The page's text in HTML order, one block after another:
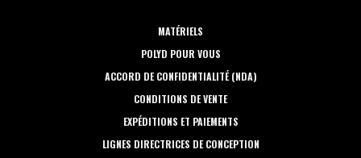
MATÉRIELS
POLYD POUR VOUS
ACCORD DE CONFIDENTIALITÉ (NDA)
CONDITIONS DE VENTE
EXPÉDITIONS ET PAIEMENTS
LIGNES DIRECTRICES DE CONCEPTION